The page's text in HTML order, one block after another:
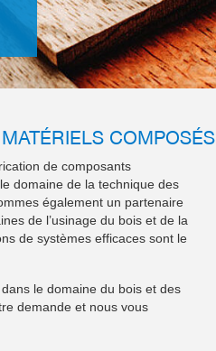
COMPOSÉS
de composants
domaine de la technique des
également un partenaire
de l’usinage du bois et de la
de systèmes efficaces sont le
le domaine du bois et des
demande et nous vous